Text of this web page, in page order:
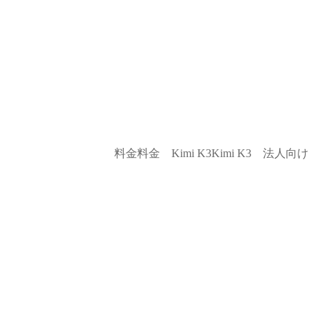
料金料金 Kimi K3Kimi K3 法人向け